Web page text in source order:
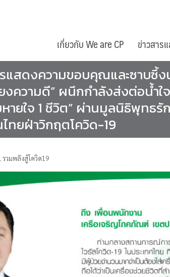
เกี่ยวกับ We are CP ข่าวสาร
แสดงความขอบคุณและซาบซึ้
ความดี” ผนึกกำลังส่งต่อน้ำ
หายใจ 1 ชีวิต” ผ่านมูลนิธิพุทธ
ทยฝ่าวิกฤตโควิด-19
, รวมพลังสู้โควิด19